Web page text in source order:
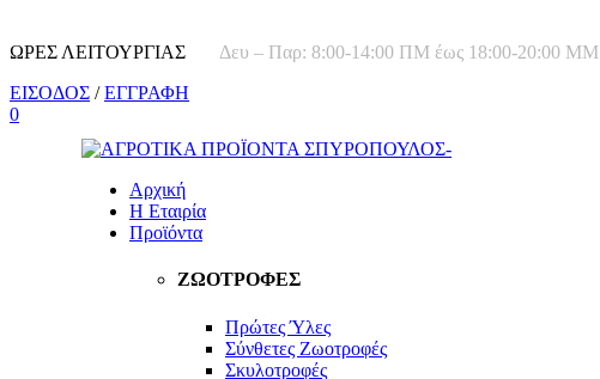
ΩΡΕΣ ΛΕΙΤΟΥΡΓΙΑΣ Δευ – Παρ: 8:00-14:00 ΠΜ έως 18:00-20:00 ΜΜ
ΕΙΣΟΔΟΣ /ΕΓΓΡΑΦΗ
0
Αρχική
Η Εταιρία
Προϊόντα
ΖΩΟΤΡΟΦΕΣ
Πρώτες Ύλες
Σύνθετες Ζωοτροφές
Σκυλοτροφές